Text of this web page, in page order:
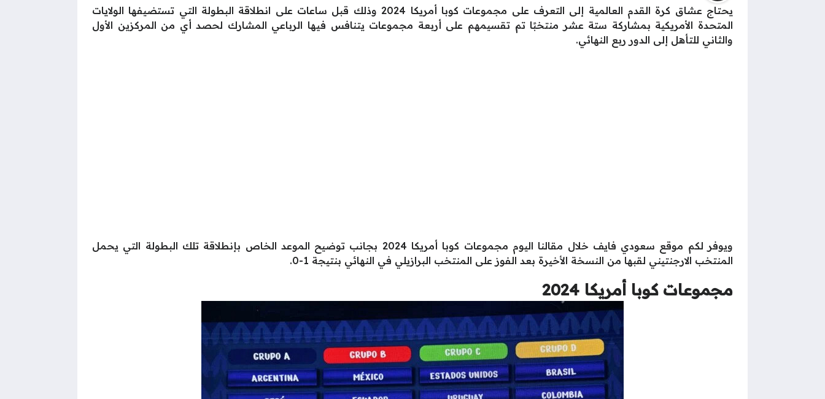
يحتاج عشاق كرة القدم العالمية إلى التعرف على مجموعات كوبا أمريكا 2024 وذلك قبل ساعات على انطلاقة البطولة التي تستضيفها الولايات
المتحدة الأمريكية بمشاركة ستة عشر منتخبًا تم تقسيمهم على أربعة مجموعات يتنافس فيها الرباعي المشارك لحصد أي من المركزين الأول
والثاني للتأهل إلى الدور ربع النهائي.
ويوفر لكم موقع سعودي فايف خلال مقالنا اليوم مجموعات كوبا أمريكا 2024 بجانب توضيح الموعد الخاص بإنطلاقة تلك البطولة التي يحمل
المنتخب الارجنتيني لقبها من النسخة الأخيرة بعد الفوز على المنتخب البرازيلي في النهائي بنتيجة 1-0.
مجموعات كوبا أمريكا 2024